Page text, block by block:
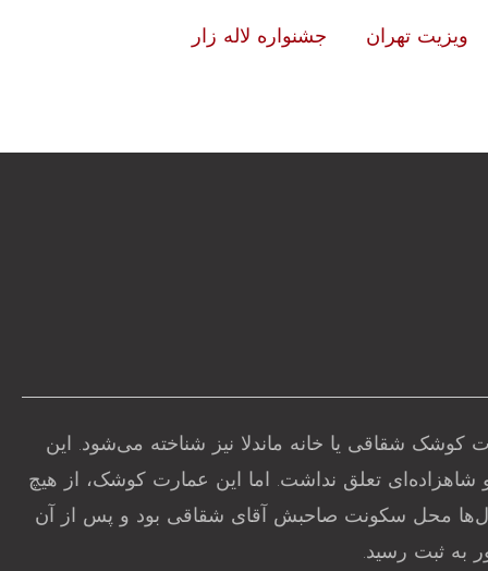
ویزیت تهران جشنواره لاله زار
شقاقی یا خانه ماندلا نیز شناخته می‌شود. این
تعلق نداشت. اما این عمارت کوشک، از هیچ
محل سکونت صاحبش آقای شقاقی بود و پس از آن